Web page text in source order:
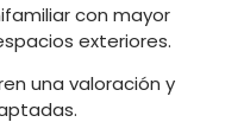
con mayor
exteriores.
una valoración y